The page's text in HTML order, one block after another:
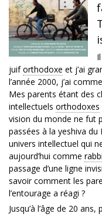
juiforthodoxe et j’ai
l’année 2000, j’ai
Mes parents étant des
intellectuels orthodoxes
vision du monde ne fut
passées à la yeshiva
univers intellectuel qui
aujourd’hui comme
passage d’une ligne
savoir comment les
l’entourage a réagi ?
Jusqu’à l’âge de 20